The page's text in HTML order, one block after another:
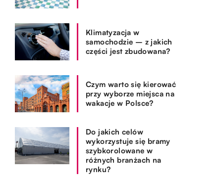
Klimatyzacja w
samochodzie – z jakich
części jest zbudowana?
Czym warto się kierować
przy wyborze miejsca na
wakacje w Polsce?
Do jakich celów
wykorzystuje się bramy
szybkorolowane w
różnych branżach na
rynku?